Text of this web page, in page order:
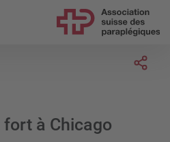
à Chicago